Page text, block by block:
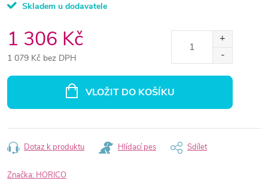
Skladem u dodavatele
1 306 Kč
1 079 Kč bez DPH
VLOŽIT DO KOŠÍKU
Dotaz k produktu Hlídací pes Sdílet
Značka: HORICO